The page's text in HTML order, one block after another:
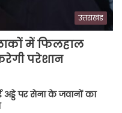
उत्तराखंड
में फिलहाल
परेशान
अड्डे पर सेना के जवानों का